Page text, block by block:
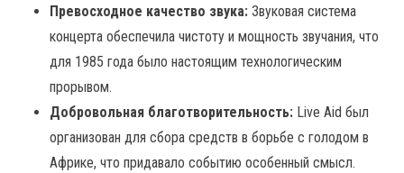
Превосходное качество звука: Звуковая система
концерта обеспечила чистоту и мощность звучания, что
для 1985 года было настоящим технологическим
прорывом.
Добровольная благотворительность: Live Aid был
организован для сбора средств в борьбе с голодом в
Африке, что придавало событию особенный смысл.